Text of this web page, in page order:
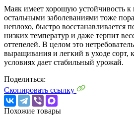
Маяк имеет хорошую устойчивость к
остальными заболеваниями тоже
неплохо, быстро восстанавливается
низких температур и даже терпит
оттепелей. В целом это
выращивания и легкий в уходе
условиях дает стабильный урожай.
Поделиться:
Скопировать ссылку
Похожие товары